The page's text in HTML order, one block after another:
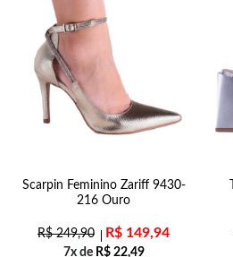
Scarpin Feminino Zariff 9430-
216 Ouro
R$249,90 R$ 149,94
7x de R$22,49